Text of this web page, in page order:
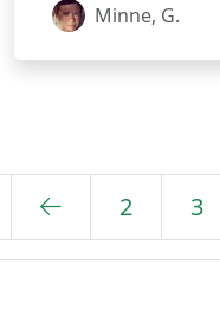
Minne, G.
2 3